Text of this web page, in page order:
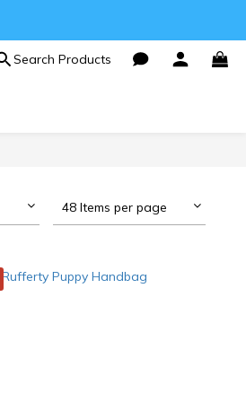
Search Products
48 Items per page